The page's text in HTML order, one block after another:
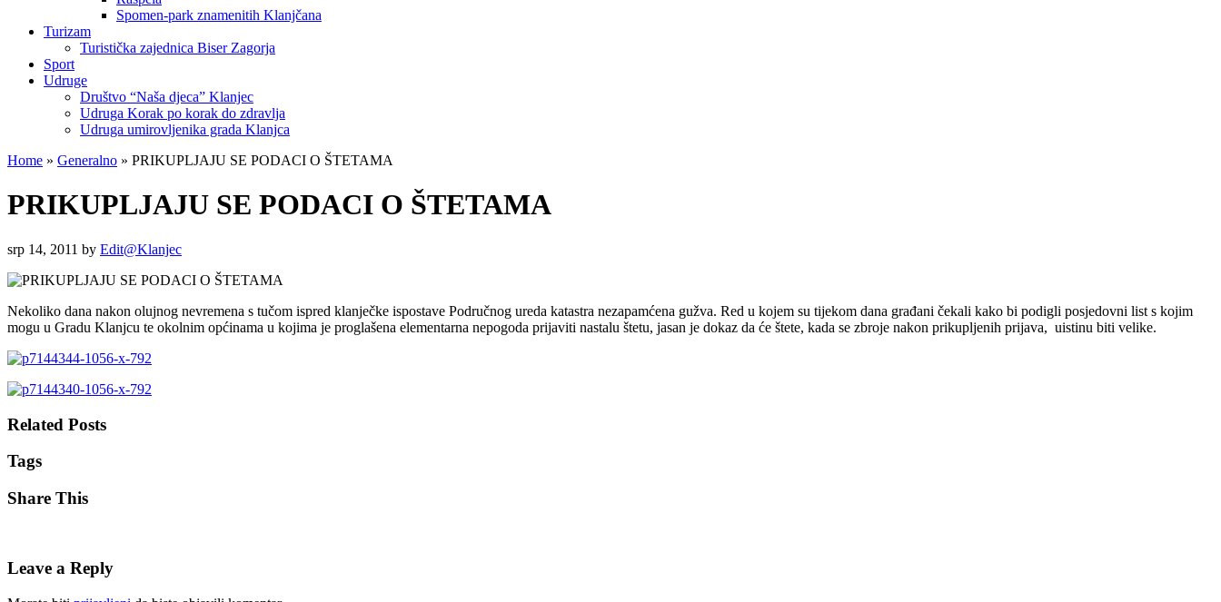
Spomen-park znamenitih Klanjčana
Turizam
Turistička zajednica Biser Zagorja
Sport
Udruge
Društvo “Naša djeca” Klanjec
Udruga Korak po korak do zdravlja
Udruga umirovljenika grada Klanjca
Home » Generalno » PRIKUPLJAJU SE PODACI O ŠTETAMA
PRIKUPLJAJU SE PODACI O ŠTETAMA
srp 14, 2011 by Edit@Klanjec
Nekoliko dana nakon olujnog nevremena s tučom ispred klanječke ispostave Područnog ureda katastra nezapamćena gužva. Red u kojem su tijekom dana građani čekali kako bi podigli posjedovni list s kojim
mogu u Gradu Klanjcu te okolnim općinama u kojima je proglašena elementarna nepogoda prijaviti nastalu štetu, jasan je dokaz da će štete, kada se zbroje nakon prikupljenih prijava, uistinu biti velike.
Related Posts
Tags
Share This
Leave a Reply